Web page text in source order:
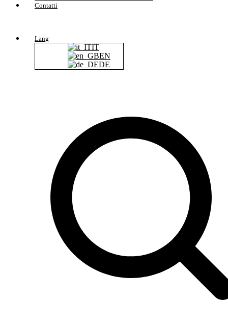
Contatti
Lang
IT
EN
DE